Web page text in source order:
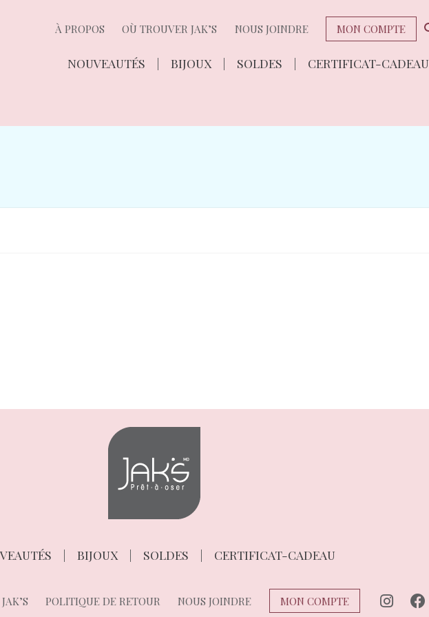
À PROPOS OÙ TROUVER JAK’S NOUS JOINDRE MON COMPTE
NOUVEAUTÉS BIJOUX SOLDES CERTIFICAT-CADEAU
BIJOUX SOLDES CERTIFICAT-CADEAU
POLITIQUE DE RETOUR NOUS JOINDRE MON COMPTE